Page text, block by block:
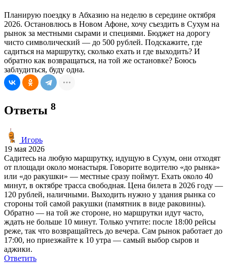
Планирую поездку в Абхазию на неделю в середине октября
2026. Остановлюсь в Новом Афоне, хочу съездить в Сухум на
рынок за местными сырами и специями. Бюджет на дорогу
чисто символический — до 500 рублей. Подскажите, где
садиться на маршрутку, сколько ехать и где выходить? И
обратно как возвращаться, на той же остановке? Боюсь
заблудиться, буду одна.
Ответы 8
Игорь
19 мая 2026
Садитесь на любую маршрутку, идущую в Сухум, они отходят
от площади около монастыря. Говорите водителю «до рынка»
или «до ракушки» — местные сразу поймут. Ехать около 40
минут, в октябре трасса свободная. Цена билета в 2026 году —
120 рублей, наличными. Выходить нужно у здания рынка со
стороны той самой ракушки (памятник в виде раковины).
Обратно — на той же стороне, но маршрутки идут часто,
ждать не больше 10 минут. Только учтите: после 18:00 рейсы
реже, так что возвращайтесь до вечера. Сам рынок работает до
17:00, но приезжайте к 10 утра — самый выбор сыров и
аджики.
Ответить